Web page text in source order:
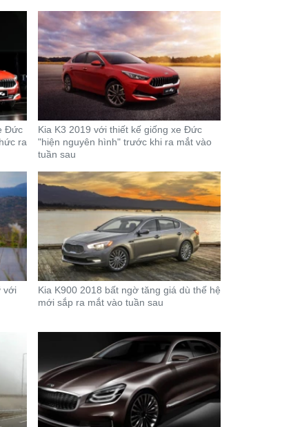
Đức
ra
Kia K3 2019 với thiết kế giống xe Đức
"hiện nguyên hình" trước khi ra mắt vào
tuần sau
với
Kia K900 2018 bất ngờ tăng giá dù thế hệ
mới sắp ra mắt vào tuần sau